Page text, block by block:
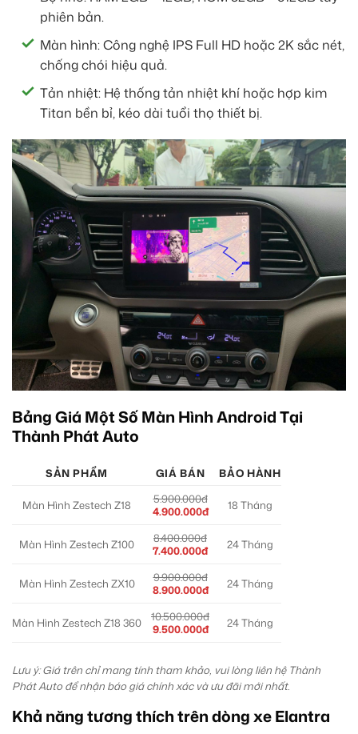
phiên bản.
Màn hình: Công nghệ IPS Full HD hoặc 2K sắc nét,
chống chói hiệu quả.
Tản nhiệt: Hệ thống tản nhiệt khí hoặc hợp kim
Titan bền bỉ, kéo dài tuổi thọ thiết bị.
Bảng Giá Một Số Màn Hình Android Tại
Thành Phát Auto
SẢN PHẨM GIÁ BÁN BẢO HÀNH
Màn Hình Zestech Z18
5.900.000đ
4.900.000đ
18 Tháng
Màn Hình Zestech Z100
8.400.000đ
7.400.000đ
24 Tháng
Màn Hình Zestech ZX10
9.900.000đ
8.900.000đ
24 Tháng
Màn Hình Zestech Z18 360
10.500.000đ
9.500.000đ
24 Tháng
Lưu ý: Giá trên chỉ mang tính tham khảo, vui lòng liên hệ Thành
Phát Auto để nhận báo giá chính xác và ưu đãi mới nhất.
Khả năng tương thích trên dòng xe Elantra